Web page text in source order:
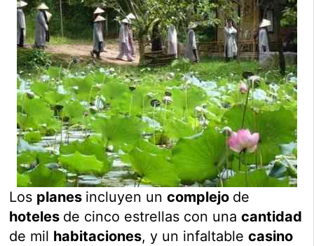
Los planes incluyen uncomplejo de
hoteles de cinco estrellas con unacantidad
de mil habitaciones, y un infaltablecasino